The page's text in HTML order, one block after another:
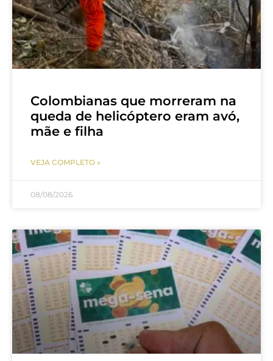
Colombianas que morreram na
queda de helicóptero eram avó,
mãe e filha
VEJA COMPLETO »
08/08/2026